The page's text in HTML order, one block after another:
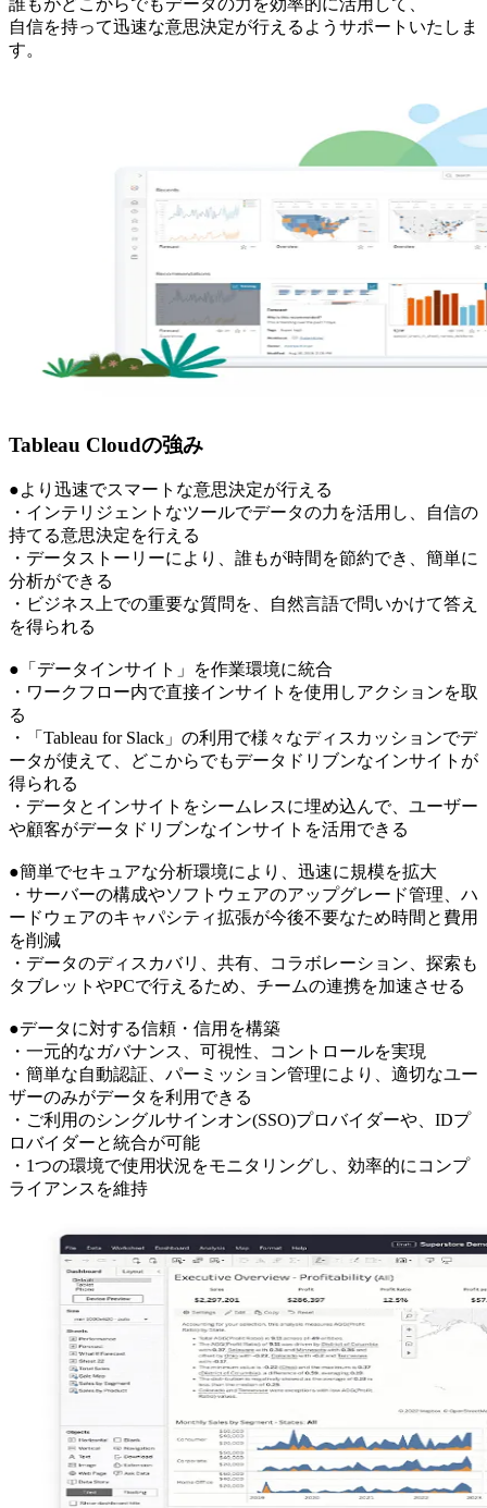
誰もがどこからでもデータの力を効率的に活用して、
自信を持って迅速な意思決定が行えるようサポートいたしま
す。
Tableau Cloudの強み
●より迅速でスマートな意思決定が行える
・インテリジェントなツールでデータの力を活用し、自信の
持てる意思決定を行える
・データストーリーにより、誰もが時間を節約でき、簡単に
分析ができる
・ビジネス上での重要な質問を、自然言語で問いかけて答え
を得られる
●「データインサイト」を作業環境に統合
・ワークフロー内で直接インサイトを使用しアクションを取
る
・「Tableau for Slack」の利用で様々なディスカッションでデ
ータが使えて、どこからでもデータドリブンなインサイトが
得られる
・データとインサイトをシームレスに埋め込んで、ユーザー
や顧客がデータドリブンなインサイトを活用できる
●簡単でセキュアな分析環境により、迅速に規模を拡大
・サーバーの構成やソフトウェアのアップグレード管理、ハ
ードウェアのキャパシティ拡張が今後不要なため時間と費用
を削減
・データのディスカバリ、共有、コラボレーション、探索も
タブレットやPCで行えるため、チームの連携を加速させる
●データに対する信頼・信用を構築
・一元的なガバナンス、可視性、コントロールを実現
・簡単な自動認証、パーミッション管理により、適切なユー
ザーのみがデータを利用できる
・ご利用のシングルサインオン(SSO)プロバイダーや、IDプ
ロバイダーと統合が可能
・1つの環境で使用状況をモニタリングし、効率的にコンプ
ライアンスを維持